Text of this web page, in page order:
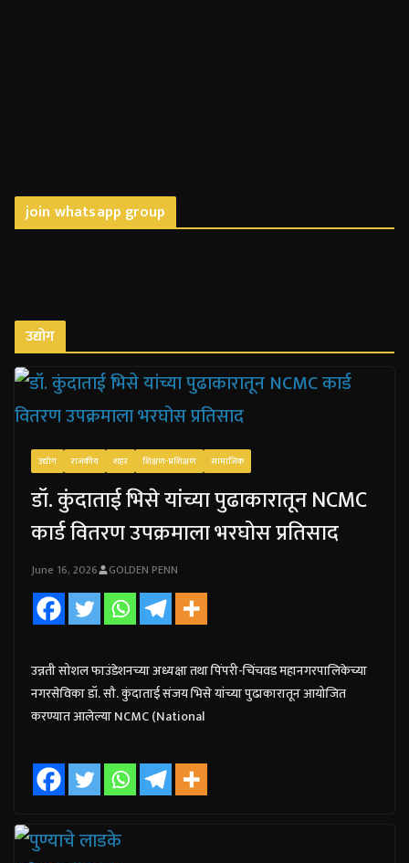
join whatsapp group
उद्योग
उद्योग राजकीय शहर शिक्षण-प्रशिक्षण सामाजिक
डॉ. कुंदाताई भिसे यांच्या पुढाकारातून NCMC
कार्ड वितरण उपक्रमाला भरघोस प्रतिसाद
June 16, 2026 GOLDEN PENN
उन्नती सोशल फाउंडेशनच्या अध्यक्षा तथा पिंपरी-चिंचवड महानगरपालिकेच्या
नगरसेविका डॉ. सौ. कुंदाताई संजय भिसे यांच्या पुढाकारातून आयोजित
करण्यात आलेल्या NCMC (National